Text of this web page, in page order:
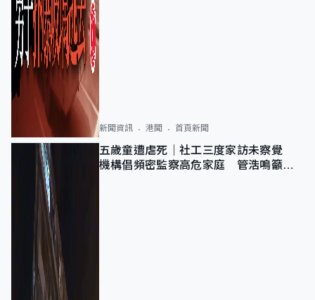
新聞資訊 港聞 首頁新聞
五歲童遭虐死｜社工三度家訪未察覺
機構倡頻密監察高危家庭 管浩鳴籲加